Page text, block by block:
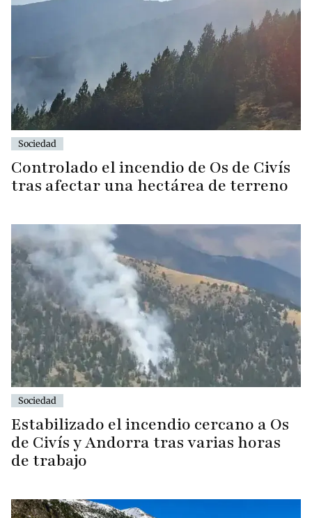
Sociedad
Controlado el incendio de Os de Civís
tras afectar una hectárea de terreno
Sociedad
Estabilizado el incendio cercano a Os
de Civís y Andorra tras varias horas
de trabajo